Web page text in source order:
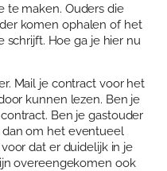
te maken. Ouders die
komen ophalen of het
schrijft. Hoe ga je hier nu
Mail je contract voor het
kunnen lezen. Ben je
Ben je gastouder
dan om het eventueel
dat er duidelijk in je
overeengekomen ook